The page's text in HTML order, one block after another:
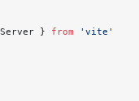
} from 'vite'